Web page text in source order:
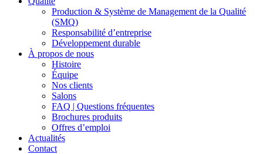
Production & Système de Management de la Qualité
(SMQ)
Responsabilité d’entreprise
Développement durable
À propos de nous
Histoire
Équipe
Nos clients
Salons
FAQ | Questions fréquentes
Brochures produits
Offres d’emploi
Actualités
Contact